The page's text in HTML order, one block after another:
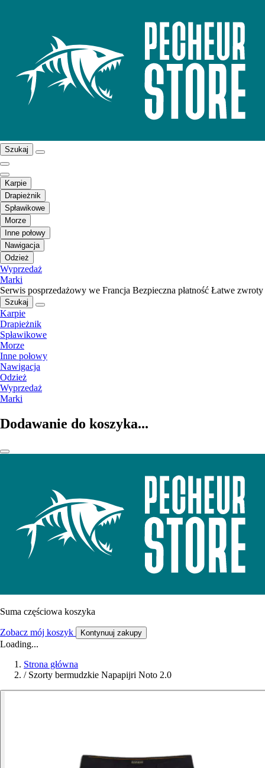
Szukaj
Karpie
Drapieżnik
Spławikowe
Morze
Inne połowy
Nawigacja
Odzież
Wyprzedaż
Marki
Serwis posprzedażowy we Francja Bezpieczna płatność Łatwe zwroty
Szukaj
Karpie
Drapieżnik
Spławikowe
Morze
Inne połowy
Nawigacja
Odzież
Wyprzedaż
Marki
Dodawanie do koszyka...
Suma częściowa koszyka
Zobacz mój koszyk Kontynuuj zakupy
Loading...
Strona główna
/ Szorty bermudzkie Napapijri Noto 2.0